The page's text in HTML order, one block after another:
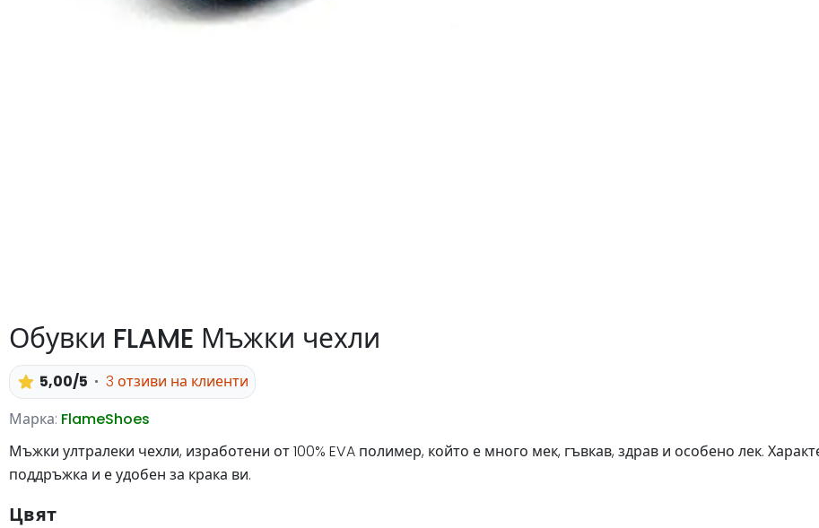
Обувки FLAME Мъжки чехли
5,00/5
3 отзиви на клиенти
Марка: FlameShoes
Мъжки ултралеки чехли, изработени от 100% EVA полимер, който е много мек, гъвкав, здрав и особено лек.
поддръжка и е удобен за крака ви.
Цвят